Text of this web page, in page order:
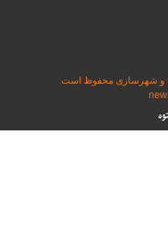
و شهرسازی محفوظ است